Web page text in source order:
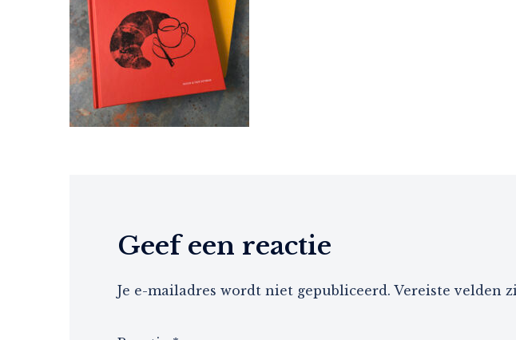
Geef een reactie
Je e-mailadres wordt niet gepubliceerd. Vereiste velden